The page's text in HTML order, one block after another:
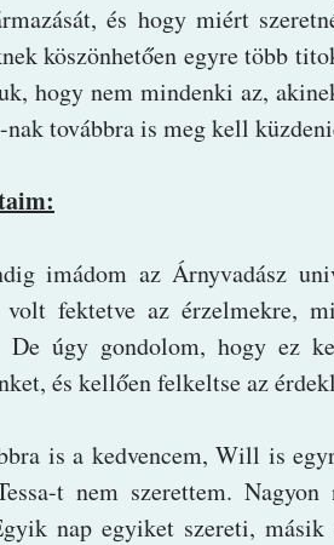
és hogy miért
köszönhetően egyre több
hogy nem mindenki az,
továbbra is meg kell
imádom az Árnyvadász
volt fektetve az érzelmekre,
De úgy gondolom, hogy ez
és kellően felkeltse az
is a kedvencem, Will is
t nem szerettem.
nap egyiket szereti,